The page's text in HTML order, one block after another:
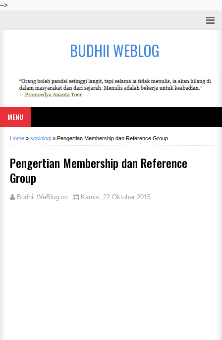
-->
BUDHII WEBLOG
MENU
Home » sosiologi » Pengertian Membership dan Reference Group
Pengertian Membership dan Reference
Group
Budhii WeBlog on Kamis, 22 Oktober 2015